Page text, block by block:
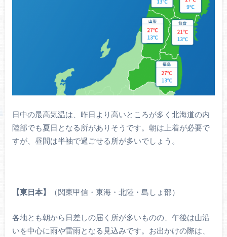
日中の最高気温は、昨日より高いところが多く北海道の内
陸部でも夏日となる所がありそうです。朝は上着が必要で
すが、昼間は半袖で過ごせる所が多いでしょう。
【東日本】 （関東甲信・東海・北陸・島しょ部）
各地とも朝から日差しの届く所が多いものの、午後は山沿
いを中心に雨や雷雨となる見込みです。お出かけの際は、